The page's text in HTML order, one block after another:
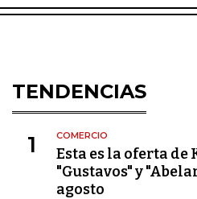
TENDENCIAS
1 COMERCIO
Esta es la oferta
"Gustavos" y
agosto